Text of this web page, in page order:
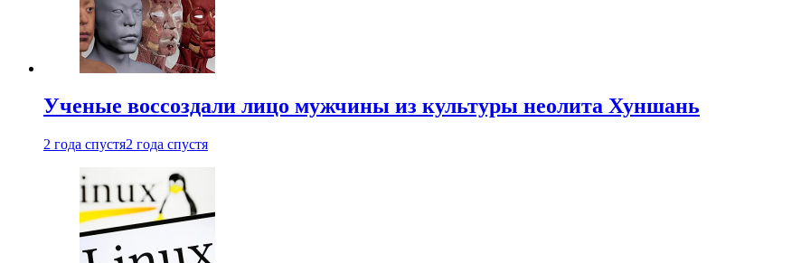
Ученые воссоздали лицо мужчины из культуры неолита Хуншань
2 года спустя2 года спустя